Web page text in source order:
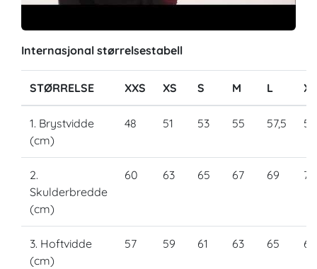
Internasjonal størrelsestabell
STØRRELSE XXS XS S M L XL
1. Brystvidde
(cm)
48 51 53 55 57,5
2.
Skulderbredde
(cm)
60 63 65 67 69 71
3. Hoftvidde
(cm)
57 59 61 63 65 67